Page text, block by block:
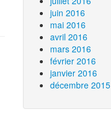
juin 2016
mai 2016
avril 2016
mars 2016
février 2016
janvier 2016
décembre 2015